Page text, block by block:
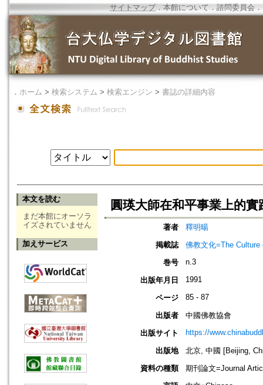
サイトマップ．本館について ． 諮問委員会 ．
． ホーム > 検索システム > 検索エンジン > 書誌の詳細内容
本文を読む
まだ本館にオーソラ
イズされていません
加えサービス
圓瑛大師在和平事業上的實
著者
釋明暘
掲載誌
佛教文化=The
巻号
n.3
出版年月日 1991
ページ 85 - 87
出版者
中國佛教協會
出版サイト
https://
出版地
北京, 中國 [Beijing,
資料の種類
期刊論文=Journal